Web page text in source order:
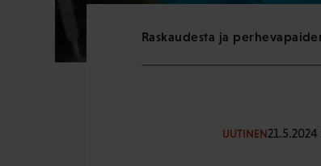
Raskaudesta ja
UUTINEN21.5.2024